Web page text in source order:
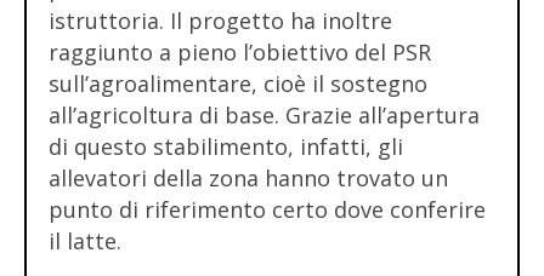
istruttoria. Il progetto ha inoltre
raggiunto a pieno l’obiettivo del PSR
sull’agroalimentare, cioè il sostegno
all’agricoltura di base. Grazie all’apertura
di questo stabilimento, infatti, gli
allevatori della zona hanno trovato un
punto di riferimento certo dove conferire
il latte.